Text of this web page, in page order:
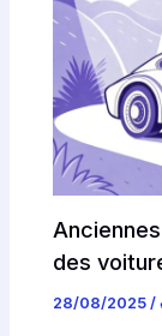
des
28/08/2025/